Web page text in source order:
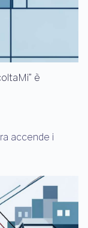
è
accende i